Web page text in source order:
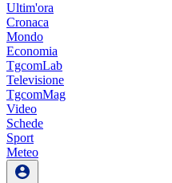
Ultim'ora
Cronaca
Mondo
Economia
TgcomLab
Televisione
TgcomMag
Video
Schede
Sport
Meteo